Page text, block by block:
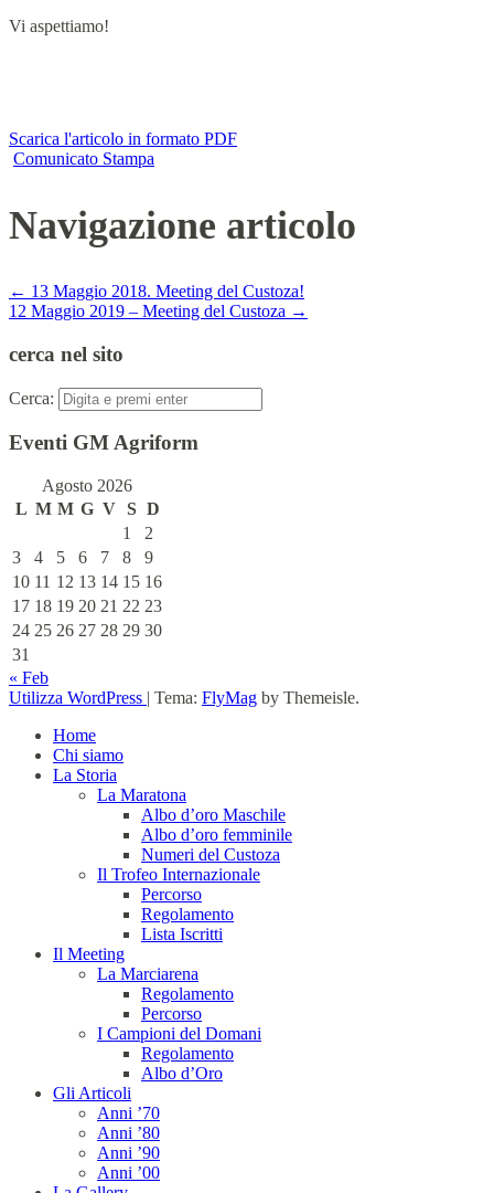
Vi aspettiamo!
Scarica l'articolo in formato PDF
Comunicato Stampa
Navigazione articolo
← 13 Maggio 2018. Meeting del Custoza!
12 Maggio 2019 – Meeting del Custoza →
cerca nel sito
Cerca:
Eventi GM Agriform
Agosto 2026
L M M G V S D
1
2
3
4 5 6 7 8
9
10 11 12 13 14 15 16
17 18 19 20 21 22 23
24 25 26 27 28 29 30
31
« Feb
Utilizza WordPress | Tema: FlyMag by Themeisle.
Home
Chi siamo
La Storia
La Maratona
Albo d’oro Maschile
Albo d’oro femminile
Numeri del Custoza
Il Trofeo Internazionale
Percorso
Regolamento
Lista Iscritti
Il Meeting
La Marciarena
Regolamento
Percorso
I Campioni del Domani
Regolamento
Albo d’Oro
Gli Articoli
Anni ’70
Anni ’80
Anni ’90
Anni ’00